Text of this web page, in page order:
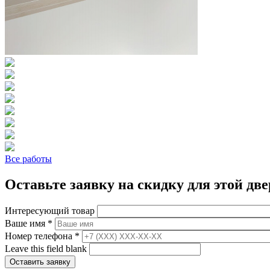
Все работы
Оставьте заявку на скидку для этой
Интересующий товар
Ваше имя *
Номер телефона *
Leave this field blank